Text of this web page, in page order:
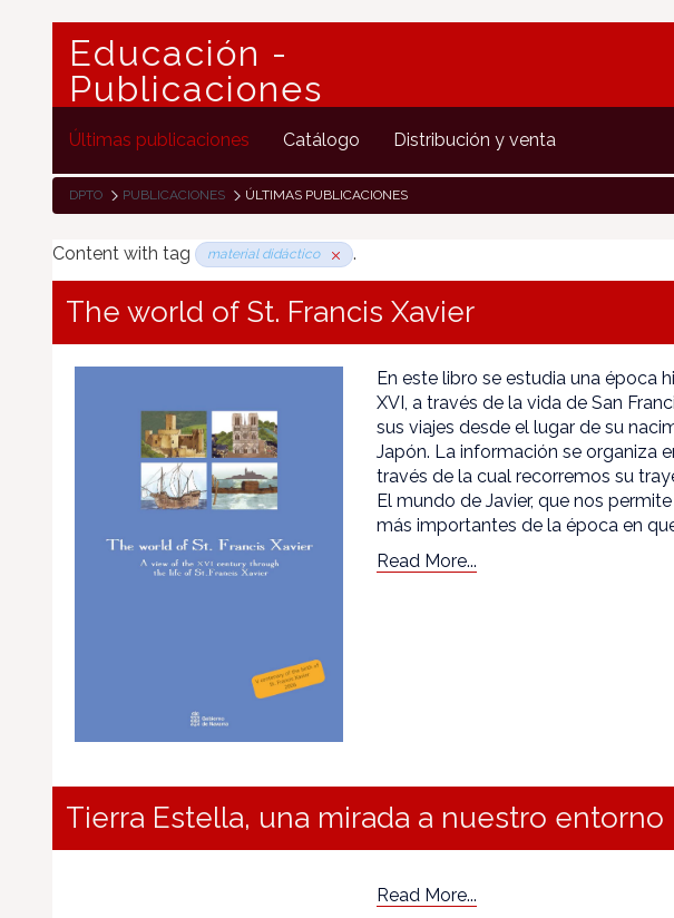
Educación -
Publicaciones
Últimas publicaciones Catálogo Distribución y venta
DPTO PUBLICACIONES ÚLTIMAS PUBLICACIONES
Content with tag material didáctico .
The world of St. Francis Xavier
En este libro se estudia una época
XVI, a través de la vida de San
sus viajes desde el lugar de su
Japón. La información se organiza
través de la cual recorremos su
El mundo de Javier, que nos
más importantes de la época en
Read More...
Tierra Estella, una mirada a nuestro entorno
Read More...